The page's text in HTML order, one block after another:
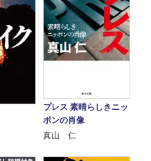
プレス 素晴らしきニッ
ポンの肖像
真山 仁